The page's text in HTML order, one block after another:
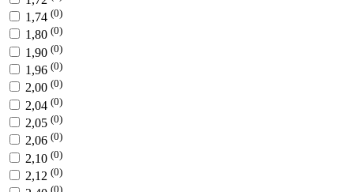
1,74 (0)
1,80 (0)
1,90 (0)
1,96 (0)
2,00 (0)
2,04 (0)
2,05 (0)
2,06 (0)
2,10 (0)
2,12 (0)
(0)